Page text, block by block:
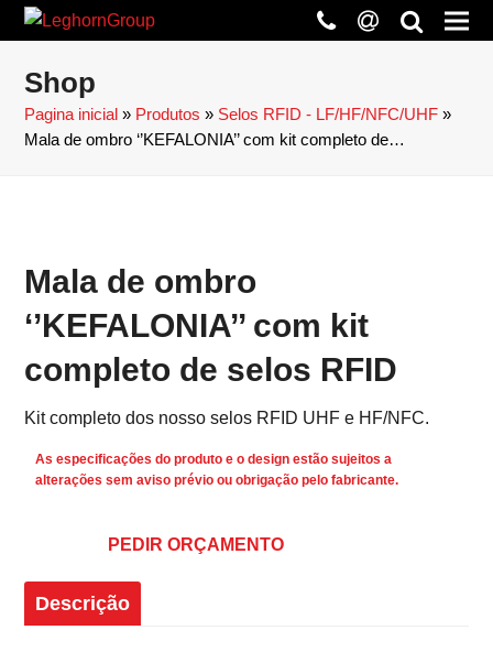
phone
at search
Shop
Pagina inicial » Produtos » Selos RFID - LF/HF/NFC/UHF »
Mala de ombro ‘’KEFALONIA’’ com kit completo de…
Mala de ombro
‘’KEFALONIA’’ com kit
completo de selos RFID
Kit completo dos nosso selos RFID UHF e HF/NFC.
As especificações do produto e o design estão sujeitos a
alterações sem aviso prévio ou obrigação pelo fabricante.
PEDIR ORÇAMENTO
Descrição